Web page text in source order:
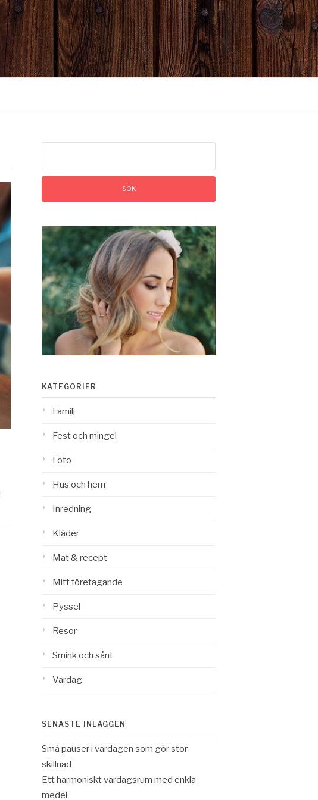
KATEGORIER
Familj
Fest och mingel
Foto
Hus och hem
Inredning
Kläder
Mat & recept
Mitt företagande
Pyssel
Resor
Smink och sånt
Vardag
SENASTE INLÄGGEN
Små pauser i vardagen som gör stor
skillnad
Ett harmoniskt vardagsrum med enkla
medel